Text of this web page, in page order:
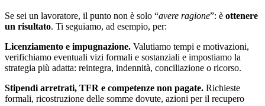
Se sei un lavoratore, il punto non è solo “avere ragione”: è ottenere
un risultato. Ti seguiamo, ad esempio, per:
Licenziamento e impugnazione. Valutiamo tempi e motivazioni,
verifichiamo eventuali vizi formali e sostanziali e impostiamo la
strategia più adatta: reintegra, indennità, conciliazione o ricorso.
Stipendi arretrati, TFR e competenze non pagate. Richieste
formali, ricostruzione delle somme dovute, azioni per il recupero